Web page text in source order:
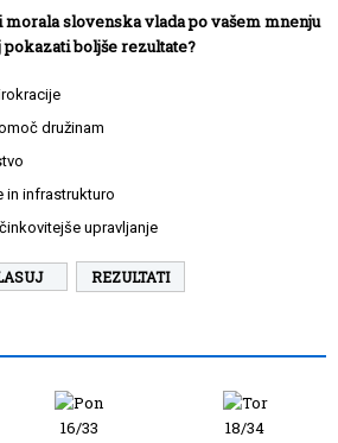
slovenska vlada po vašem mnenju
pokazati boljše rezultate?
družinam
in infrastrukturo
upravljanje
REZULTATI
16/33
18/34